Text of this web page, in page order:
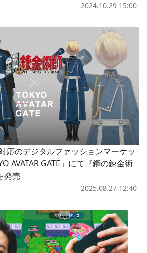
2024.10.29 15:00
応のデジタルファッションマーケッ
AVATAR GATE」にて『鋼の錬金術
発売
2025.08.27 12:40